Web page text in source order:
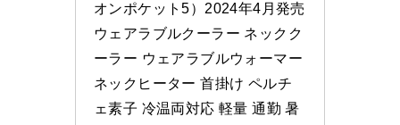
オンポケット5）2024年4月発売
ウェアラブルクーラー ネックク
ーラー ウェアラブルウォーマー
ネックヒーター 首掛け ペルチ
ェ素子 冷温両対応 軽量 通勤 暑